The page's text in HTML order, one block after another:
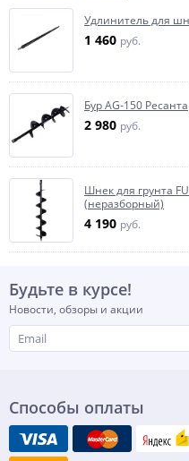
Удлинитель для
1 460 руб.
Бур AG-150 Ресанта
2 980 руб.
Шнек для грунта
(неразборный)
4 190 руб.
Будьте в курсе!
Новости, обзоры и акции
Способы оплаты